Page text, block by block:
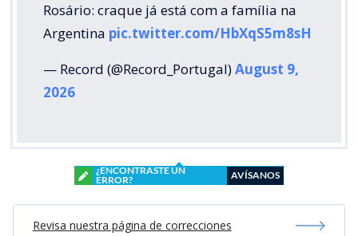
Rosário: craque já está com a família na
Argentina pic.twitter.com/HbXqS5m8sH
— Record (@Record_Portugal)August 9,
2026
¿ENCONTRASTE UN
ERROR?
AVÍSANOS
Revisa nuestra página de correcciones